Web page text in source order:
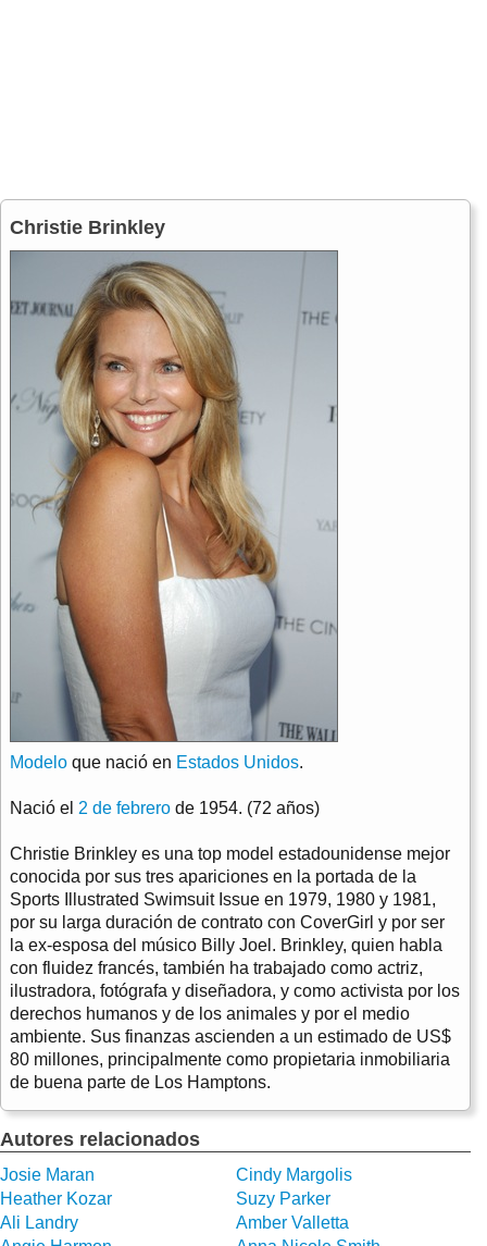
Christie Brinkley
Modelo que nació en Estados Unidos.
Nació el 2 de febrero de 1954. (72 años)
Christie Brinkley es una top model estadounidense mejor
conocida por sus tres apariciones en la portada de la
Sports Illustrated Swimsuit Issue en 1979, 1980 y 1981,
por su larga duración de contrato con CoverGirl y por ser
la ex-esposa del músico Billy Joel. Brinkley, quien habla
con fluidez francés, también ha trabajado como actriz,
ilustradora, fotógrafa y diseñadora, y como activista por los
derechos humanos y de los animales y por el medio
ambiente. Sus finanzas ascienden a un estimado de US$
80 millones, principalmente como propietaria inmobiliaria
de buena parte de Los Hamptons.
Autores relacionados
Josie Maran
Cindy Margolis
Heather Kozar
Suzy Parker
Ali Landry
Amber Valletta